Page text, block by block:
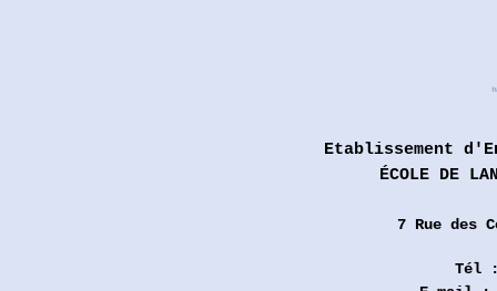
Etablissement
ÉCOLE DE
7 Rue des
Tél